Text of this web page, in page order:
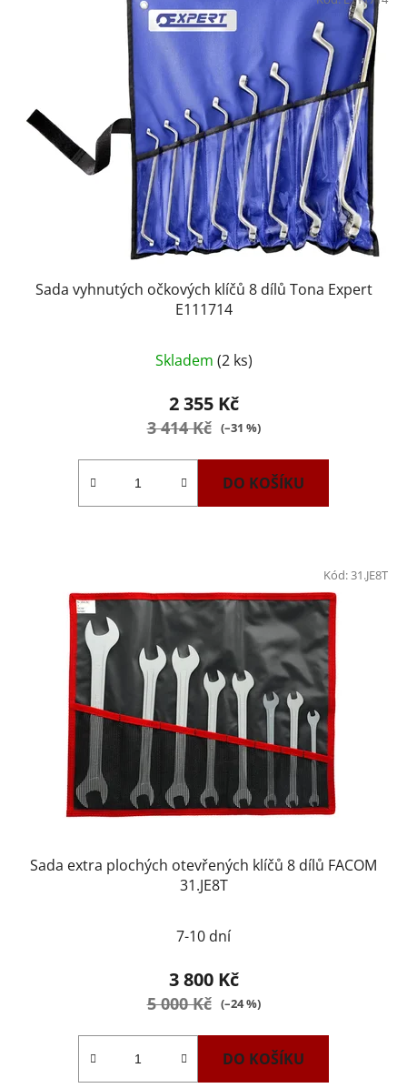
Sada vyhnutých očkových klíčů 8 dílů Tona Expert
E111714
Skladem (2 ks)
2 355 Kč
3 414 Kč (–31 %)
DO KOŠÍKU
Sada extra plochých otevřených klíčů 8 dílů FACOM
31.JE8T
7-10 dní
3 800 Kč
5 000 Kč (–24 %)
DO KOŠÍKU
Kód:31.JE8T